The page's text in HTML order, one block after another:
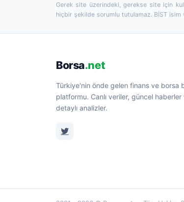
Gerek site üzerindeki, gerekse site için
hiçbir şekilde sorumlu tutulamaz. BİST isim
Borsa.net
Türkiye'nin önde gelen finans ve borsa
platformu. Canlı veriler, güncel haberler
detaylı analizler.